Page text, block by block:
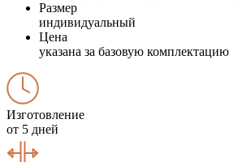
Размер
индивидуальный
Цена
указана за базовую комплектацию
Изготовление
от 5 дней